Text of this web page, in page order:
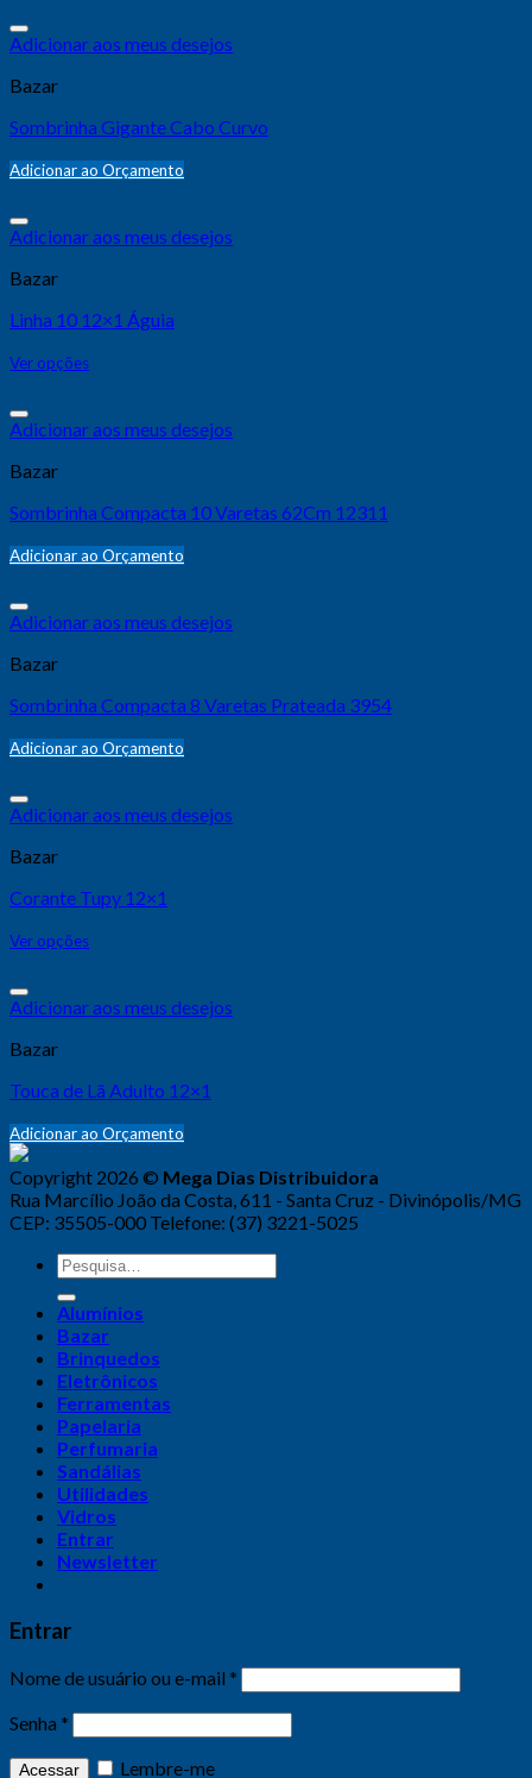
Adicionar aos meus desejos
Bazar
Sombrinha Gigante Cabo Curvo
Adicionar ao Orçamento
Adicionar aos meus desejos
Bazar
Linha 10 12×1 Águia
Ver opções
Adicionar aos meus desejos
Bazar
Sombrinha Compacta 10 Varetas 62Cm 12311
Adicionar ao Orçamento
Adicionar aos meus desejos
Bazar
Sombrinha Compacta 8 Varetas Prateada 3954
Adicionar ao Orçamento
Adicionar aos meus desejos
Bazar
Corante Tupy 12×1
Ver opções
Adicionar aos meus desejos
Bazar
Touca de Lã Adulto 12×1
Adicionar ao Orçamento
Copyright 2026 © Mega Dias Distribuidora
Rua Marcílio João da Costa, 611 - Santa Cruz - Divinópolis/MG
CEP: 35505-000 Telefone: (37) 3221-5025
Alumínios
Bazar
Brinquedos
Eletrônicos
Ferramentas
Papelaria
Perfumaria
Sandálias
Utilidades
Vidros
Entrar
Newsletter
Entrar
Nome de usuário ou e-mail *
Senha *
Acessar Lembre-me